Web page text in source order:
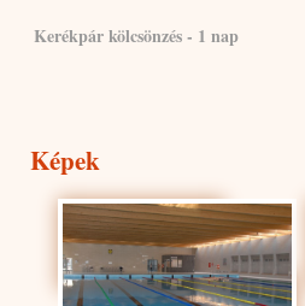
Kerékpár kölcsönzés - 1 nap
Képek